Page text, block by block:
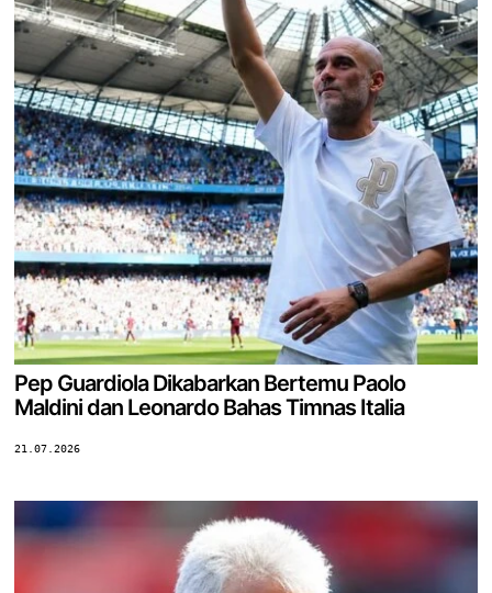
Pep Guardiola Dikabarkan Bertemu Paolo
Maldini dan Leonardo Bahas Timnas Italia
21.07.2026